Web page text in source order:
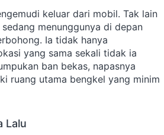
keluar dari mobil. Tak lain
menunggunya di depan
Ia tidak hanya
yang sama sekali tidak ia
ban bekas, napasnya
ruang utama bengkel yang minim
Lalu